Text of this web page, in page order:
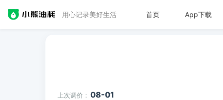
用心记录美好生活 首页 App下载
上次调价： 08-01